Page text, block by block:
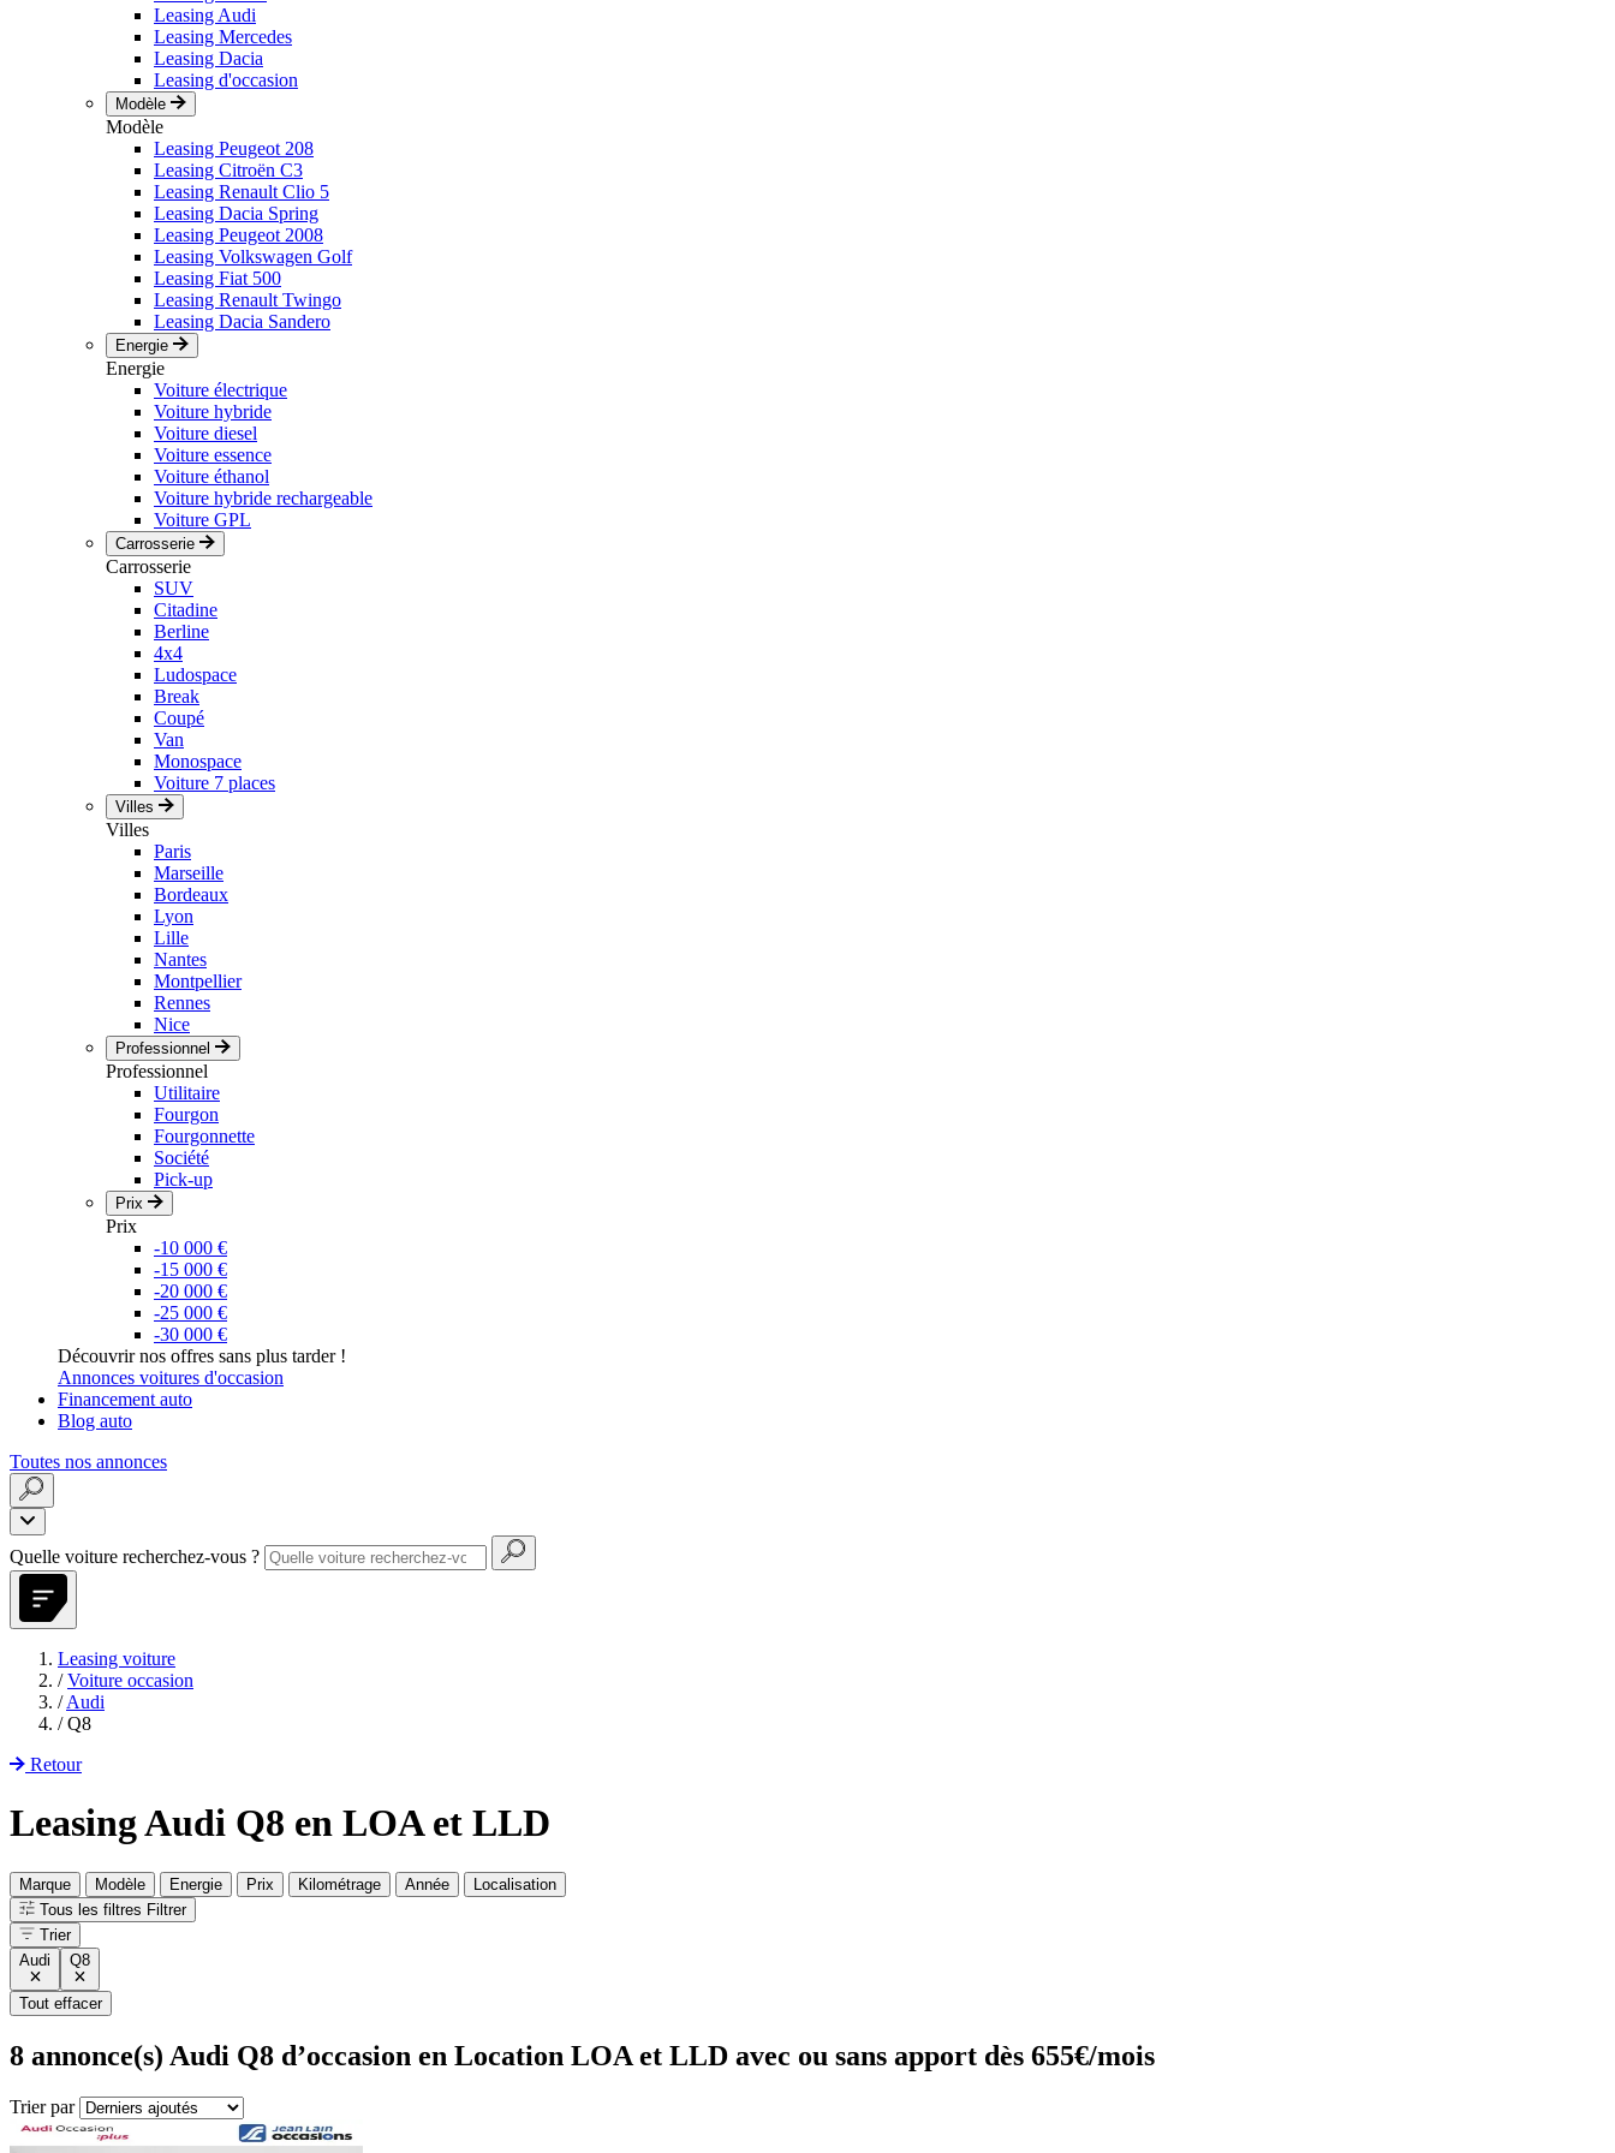
Leasing Audi
Leasing Mercedes
Leasing Dacia
Leasing d'occasion
Modèle
Modèle
Leasing Peugeot 208
Leasing Citroën C3
Leasing Renault Clio 5
Leasing Dacia Spring
Leasing Peugeot 2008
Leasing Volkswagen Golf
Leasing Fiat 500
Leasing Renault Twingo
Leasing Dacia Sandero
Energie
Energie
Voiture électrique
Voiture hybride
Voiture diesel
Voiture essence
Voiture éthanol
Voiture hybride rechargeable
Voiture GPL
Carrosserie
Carrosserie
SUV
Citadine
Berline
4x4
Ludospace
Break
Coupé
Van
Monospace
Voiture 7 places
Villes
Villes
Paris
Marseille
Bordeaux
Lyon
Lille
Nantes
Montpellier
Rennes
Nice
Professionnel
Professionnel
Utilitaire
Fourgon
Fourgonnette
Société
Pick-up
Prix
Prix
-10 000 €
-15 000 €
-20 000 €
-25 000 €
-30 000 €
Découvrir nos offres sans plus tarder !
Annonces voitures d'occasion
Financement auto
Blog auto
Toutes nos annonces
Quelle voiture recherchez-vous ?
Leasing voiture
/ Voiture occasion
/ Audi
/ Q8
Retour
Leasing Audi Q8 en LOA et LLD
Marque Modèle Energie Prix Kilométrage Année
Localisation
Tous les filtres Filtrer
Trier
Audi
Q8
Tout effacer
8 annonce(s) Audi Q8 d’occasion en Location LOA et LLD avec ou sans apport dès 655€/mois
Trier par